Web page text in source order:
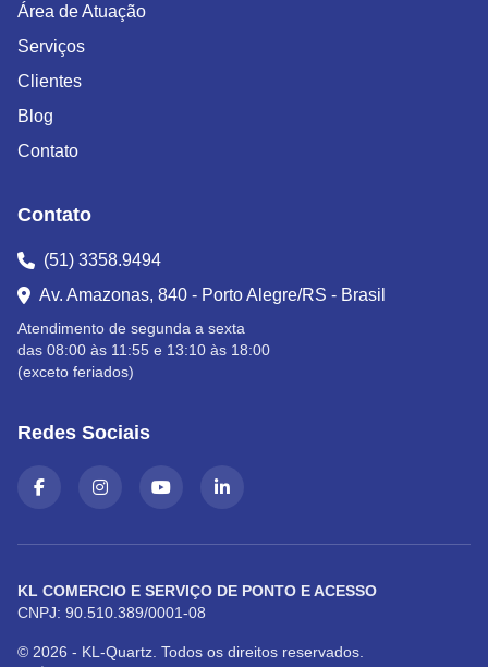
Área de Atuação
Serviços
Clientes
Blog
Contato
Contato
(51) 3358.9494
Av. Amazonas, 840 - Porto Alegre/RS - Brasil
Atendimento de segunda a sexta
das 08:00 às 11:55 e 13:10 às 18:00
(exceto feriados)
Redes Sociais
KL COMERCIO E SERVIÇO DE PONTO E ACESSO
CNPJ: 90.510.389/0001-08
© 2026 - KL-Quartz. Todos os direitos reservados.